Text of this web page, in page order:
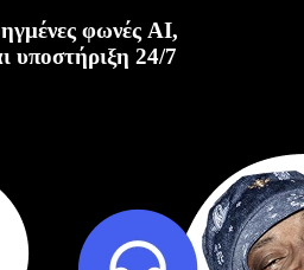
φωνές AI,
υποστήριξη 24/7